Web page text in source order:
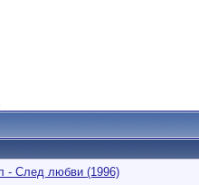
- След любви (1996)